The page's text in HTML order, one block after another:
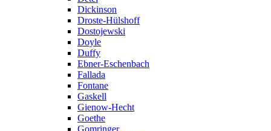
Dickinson
Droste-Hülshoff
Dostojewski
Doyle
Duffy
Ebner-Eschenbach
Fallada
Fontane
Gaskell
Gienow-Hecht
Goethe
Gomringer